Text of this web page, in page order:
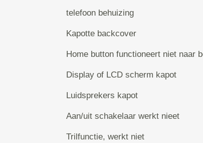
telefoon behuizing
Kapotte backcover
Home button functioneert niet naar
Display of LCD scherm kapot
Luidsprekers kapot
Aan/uit schakelaar werkt nieet
Trilfunctie, werkt niet